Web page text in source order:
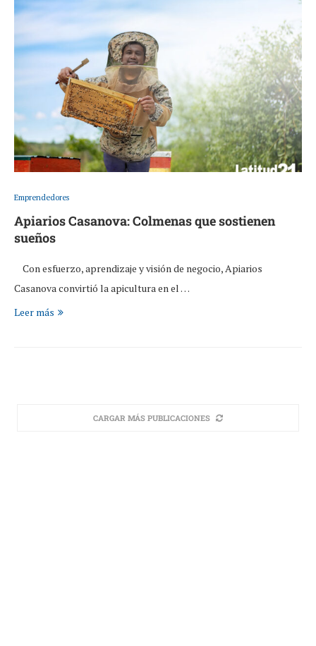
Emprendedores
Apiarios Casanova: Colmenas que sostienen
sueños
Con esfuerzo, aprendizaje y visión de negocio, Apiarios
Casanova convirtió la apicultura en el …
Leer más
CARGAR MÁS PUBLICACIONES